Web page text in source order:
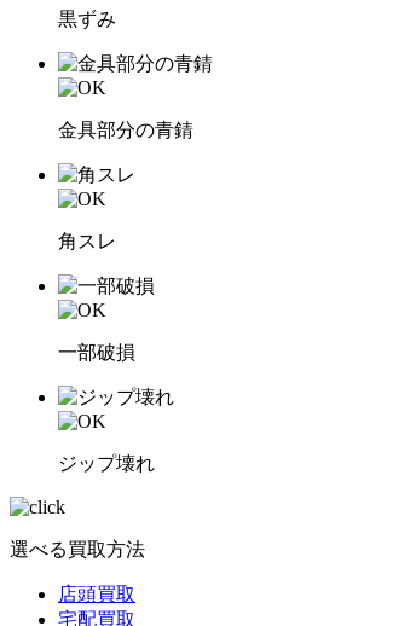
黒ずみ
金具部分の青錆
角スレ
一部破損
ジップ壊れ
選べる買取方法
店頭買取
宅配買取